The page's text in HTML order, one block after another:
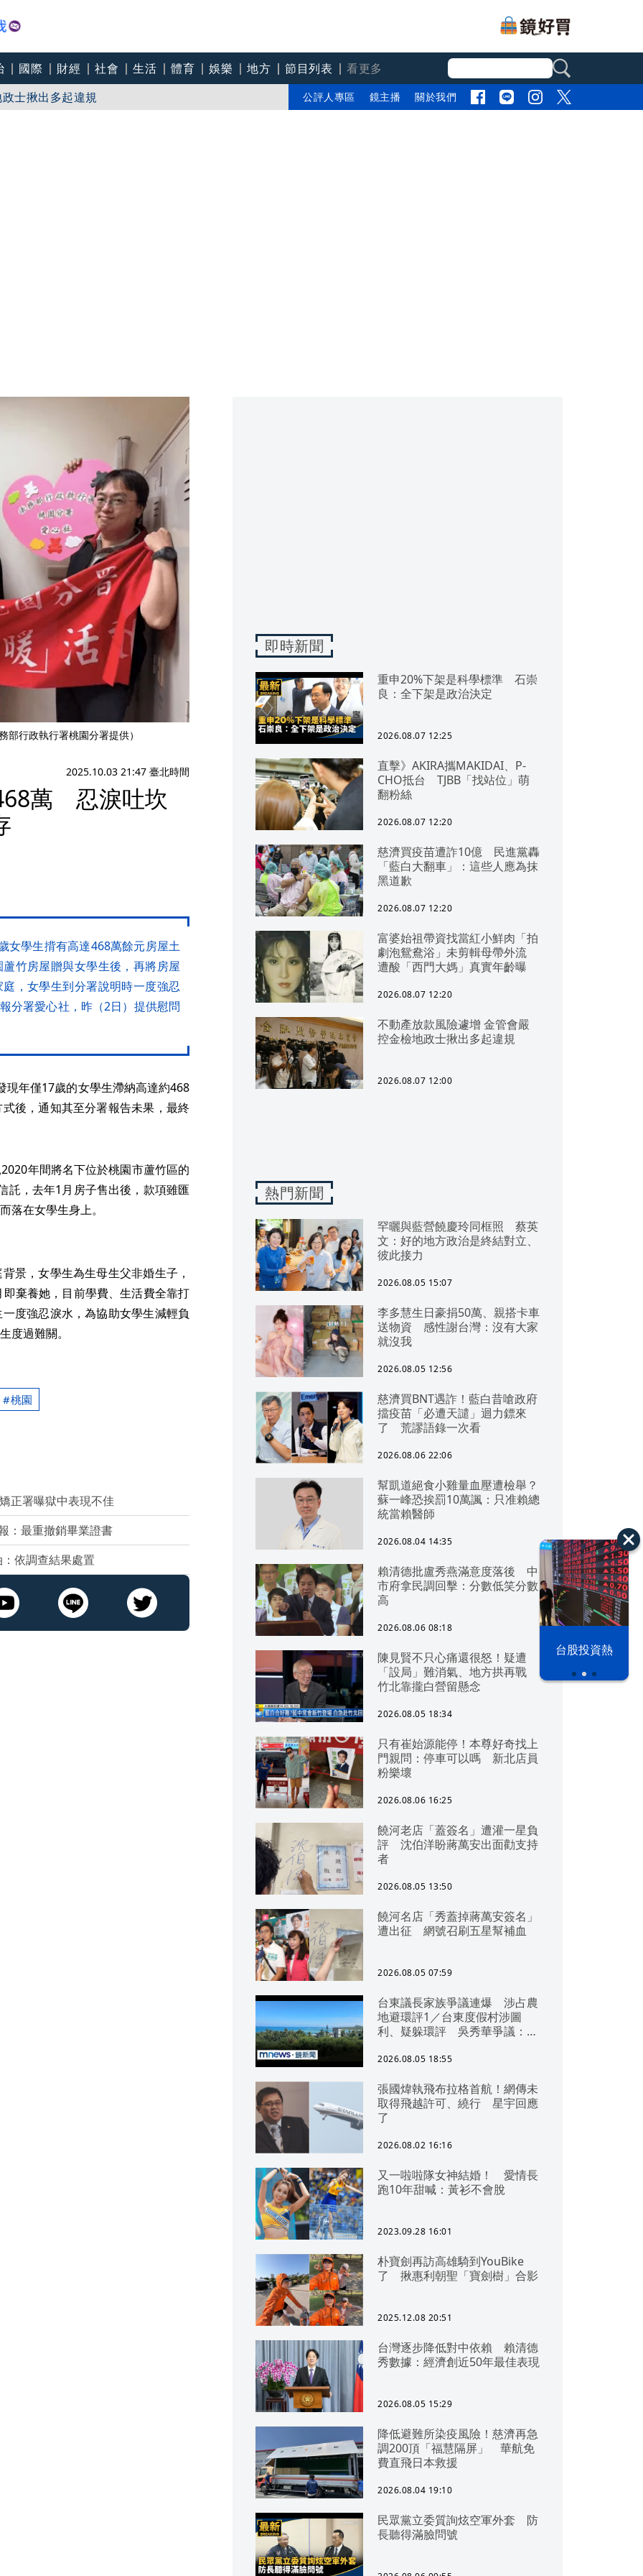
國際 財經 社會 生活 體育 娛樂 地方 節目列表 看更多
士揪出多起違規
外觀神似鄭麗文
公評人專區 鏡主播 關於我們
漢光42演習 台股投資熱
行政執行署桃園分署提供）
2025.10.03 21:47 臺北時間
萬 忍淚吐坎
女學生揹有高達468萬餘元房屋土
竹房屋贈與女學生後，再將房屋
，女學生到分署說明時一度強忍
分署愛心社，昨（2日）提供慰問
現年僅17歲的女學生滯納高達約468
後，通知其至分署報告未果，最終
年間將名下位於桃園市蘆竹區的
託，去年1月房子售出後，款項雖匯
落在女學生身上。
景，女學生為生母生父非婚生子，
棄養她，目前學費、生活費全靠打
度強忍淚水，為協助女學生減輕負
度過難關。
桃園
正署曝獄中表現不佳
：最重撤銷畢業證書
依調查結果處置
即時新聞
重申20%下架是科學標準 石崇
良：全下架是政治決定
2026.08.07 12:25
直擊》AKIRA攜MAKIDAI、P-
CHO抵台 TJBB「找站位」萌
翻粉絲
2026.08.07 12:20
慈濟買疫苗遭詐10億 民進黨轟
「藍白大翻車」：這些人應為抹
黑道歉
2026.08.07 12:20
富婆始祖帶資找當紅小鮮肉「拍
劇泡鴛鴦浴」未剪輯母帶外流
遭酸「西門大媽」真實年齡曝
2026.08.07 12:20
不動產放款風險遽增 金管會嚴
控金檢地政士揪出多起違規
2026.08.07 12:00
熱門新聞
罕曬與藍營饒慶玲同框照 蔡英
文：好的地方政治是終結對立、
彼此接力
2026.08.05 15:07
李多慧生日豪捐50萬、親搭卡車
送物資 感性謝台灣：沒有大家
就沒我
2026.08.05 12:56
慈濟買BNT遇詐！藍白昔嗆政府
擋疫苗「必遭天譴」迴力鏢來
了 荒謬語錄一次看
2026.08.06 22:06
幫凱道絕食小雞量血壓遭檢舉？
蘇一峰恐挨罰10萬諷：只准賴總
統當賴醫師
2026.08.04 14:35
賴清德批盧秀燕滿意度落後 中
市府拿民調回擊：分數低笑分數
高
2026.08.06 08:18
陳見賢不只心痛還很怒！疑遭
「設局」難消氣、地方拱再戰
竹北靠攏白營留懸念
2026.08.05 18:34
只有崔始源能停！本尊好奇找上
門親問：停車可以嗎 新北店員
粉樂壞
2026.08.06 16:25
饒河老店「蓋簽名」遭灌一星負
評 沈伯洋盼蔣萬安出面勸支持
者
2026.08.05 13:50
饒河名店「秀蓋掉蔣萬安簽名」
遭出征 網號召刷五星幫補血
2026.08.05 07:59
台東議長家族爭議連爆 涉占農
地避環評1／台東度假村涉圖
利、疑躲環評 吳秀華爭議：概
2026.08.05 18:55
張國煒執飛布拉格首航！網傳未
取得飛越許可、繞行 星宇回應
了
2026.08.02 16:16
又一啦啦隊女神結婚！ 愛情長
跑10年甜喊：黃衫不會脫
2023.09.28 16:01
朴寶劍再訪高雄騎到YouBike
了 揪惠利朝聖「寶劍樹」合影
2025.12.08 20:51
台灣逐步降低對中依賴 賴清德
秀數據：經濟創近50年最佳表現
2026.08.05 15:29
降低避難所染疫風險！慈濟再急
調200頂「福慧隔屏」 華航免
費直飛日本救援
2026.08.04 19:10
民眾黨立委質詢炫空軍外套 防
長聽得滿臉問號